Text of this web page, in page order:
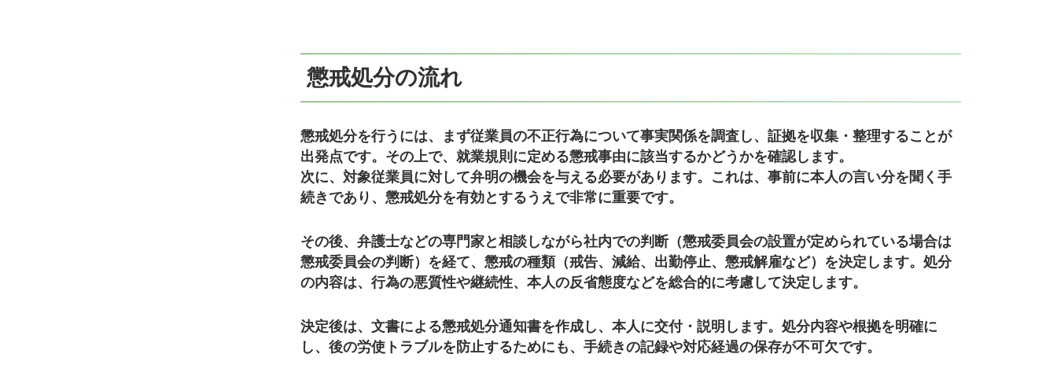
懲戒処分の流れ
懲戒処分を行うには、まず従業員の不正行為について事実関係を調査し、証拠を収集・整理することが
出発点です。その上で、就業規則に定める懲戒事由に該当するかどうかを確認します。
次に、対象従業員に対して弁明の機会を与える必要があります。これは、事前に本人の言い分を聞く手
続きであり、懲戒処分を有効とするうえで非常に重要です。
その後、弁護士などの専門家と相談しながら社内での判断（懲戒委員会の設置が定められている場合は
懲戒委員会の判断）を経て、懲戒の種類（戒告、減給、出勤停止、懲戒解雇など）を決定します。処分
の内容は、行為の悪質性や継続性、本人の反省態度などを総合的に考慮して決定します。
決定後は、文書による懲戒処分通知書を作成し、本人に交付・説明します。処分内容や根拠を明確に
し、後の労使トラブルを防止するためにも、手続きの記録や対応経過の保存が不可欠です。